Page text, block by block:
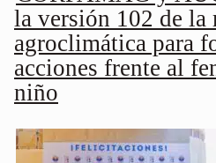
la versión 102 de la
agroclimática para
acciones frente al
niño